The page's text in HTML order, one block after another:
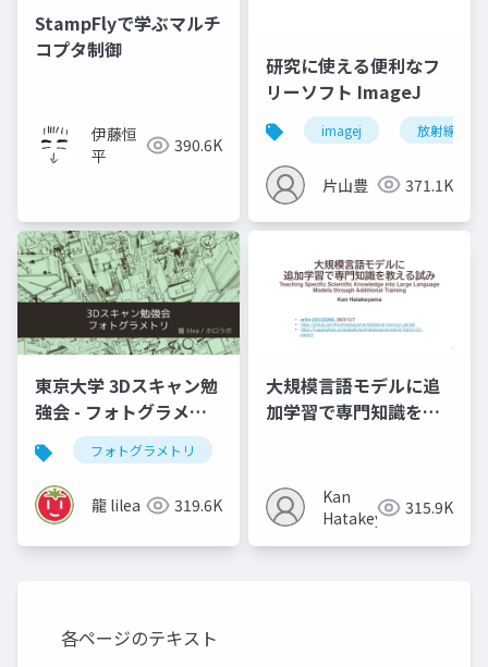
StampFlyで学ぶマルチ
コプタ制御
伊藤恒
平
390.6K
研究に使える便利なフ
リーソフト ImageJ
imagej 放射線技師
片山豊 371.1K
東京大学 3Dスキャン勉
強会 - フォトグラメト
リ」
フォトグラメトリ
龍 lilea 319.6K
大規模言語モデルに追
加学習で専門知識を教
Kan
Hatakeyama315.9K
各ページのテキスト